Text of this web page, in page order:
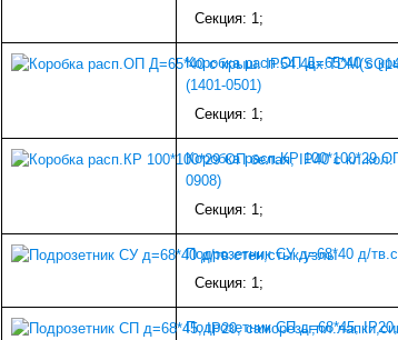
Секция: 1;
Коробка расп.ОП Д=65*40 с
(1401-0501)
Секция: 1;
Коробка расп.КР 100*100*29
0908)
Секция: 1;
Подрозетник СУ д=68*40 д/
Секция: 1;
Подрозетник СП д=68*45,